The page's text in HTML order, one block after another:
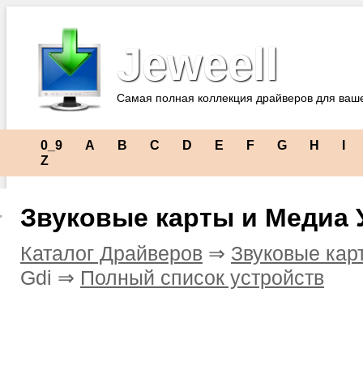
Jeweell
Самая полная коллекция драйверов для
0_9 A B C D E F G H
Z
Звуковые карты и Медиа
Каталог Драйверов ⇒ Звуковые
Gdi ⇒ Полный список устройств